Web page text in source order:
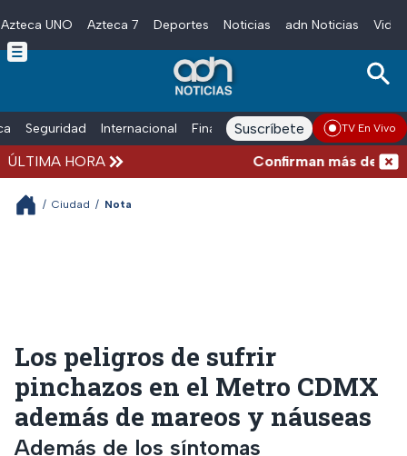
Skip to main content
Azteca UNO Azteca 7 Deportes Noticias adn Noticias
Seguridad Internacional Finanzas adn Noticias Radio
Suscríbete TV En Vivo
ÚLTIMA HORA Confirman más de 100
/ Ciudad / Nota
Los peligros de sufrir
pinchazos en el Metro CDMX
además de mareos y náuseas
Además de los síntomas